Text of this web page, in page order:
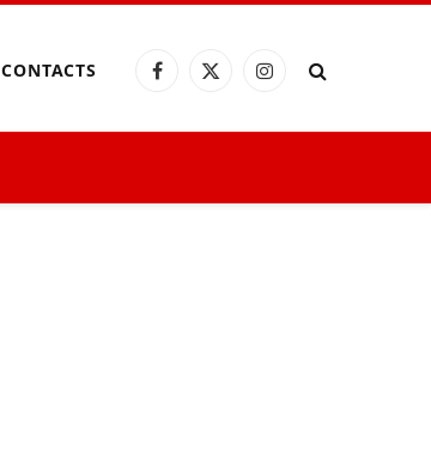
CONTACTS Facebook
X
Instagram